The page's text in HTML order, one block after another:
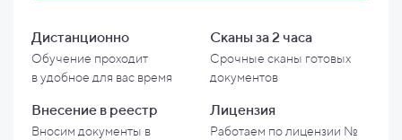
Дистанционно
Обучение проходит
вудобное для вас время
Сканы за 2 часа
Срочные сканы готовых
документов
Внесение в реестр
Вносим документы в
Лицензия
Работаем по лицензии №